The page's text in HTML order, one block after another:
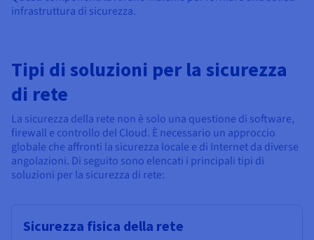
infrastruttura di sicurezza.
Tipi di soluzioni per la sicurezza
di rete
La sicurezza della rete non è solo una questione di software,
firewall e controllo del Cloud. È necessario un approccio
globale che affronti la sicurezza locale e di Internet da diverse
angolazioni. Di seguito sono elencati i principali tipi di
soluzioni per la sicurezza di rete:
Sicurezza fisica della rete